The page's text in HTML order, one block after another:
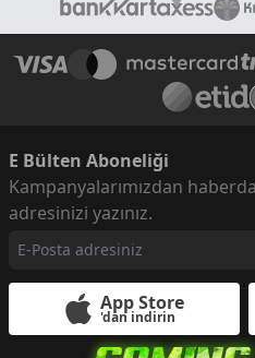
E Bülten Aboneliği
Kampanyalarımızdan
adresinizi yazınız.
App Store
'dan indirin